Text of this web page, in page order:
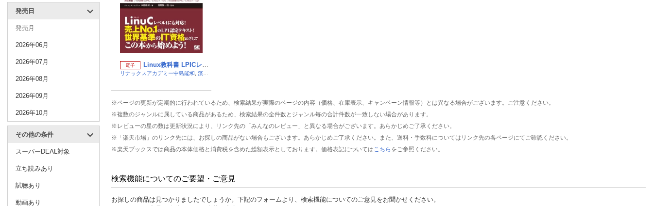
発売日
発売月
2026年06月
2026年07月
2026年08月
2026年09月
2026年10月
その他の条件
スーパーDEAL対象
立ち読みあり
試聴あり
動画あり
電子 Linux教科書 LPICレベル1 Version4.0対応
リナックスアカデミー中島能和 濱野賢一朗
※ページの更新が定期的に行われているため、検索結果が実際のページの内容（価格、在庫表示、キャンペーン情報等）とは異なる場合がございます。ご注意ください。
※複数のジャンルに属している商品があるため、検索結果の全件数とジャンル毎の合計件数が一致しない場合があります。
※レビューの星の数は更新状況により、リンク先の「みんなのレビュー」と異なる場合がございます。あらかじめご了承ください。
※「楽天市場」のリンク先には、お探しの商品がない場合もございます。あらかじめご了承ください。また、送料・手数料についてはリンク先の各ページにてご確認ください。
※楽天ブックスでは商品の本体価格と消費税を含めた総額表示としております。価格表記については こちら をご参照ください。
検索機能についてのご要望・ご意見
お探しの商品は見つかりましたでしょうか。下記のフォームより、検索機能についてのご意見をお聞かせください。